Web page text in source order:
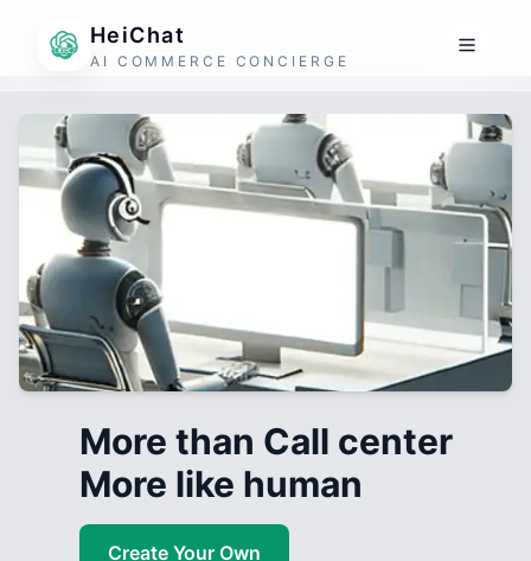
HeiChat
AI COMMERCE CONCIERGE
More than Call center
More like human
Create Your Own